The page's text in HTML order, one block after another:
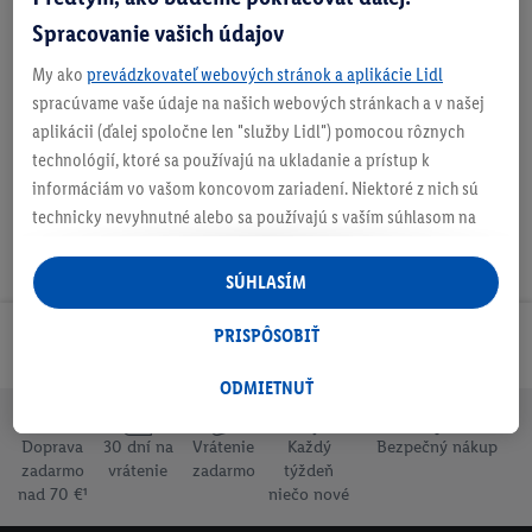
Na stiahnutie
Odoberaj Newsletter!
Doprava
zadarmo
nad 70 €¹
30 dní na
vrátenie
Vrátenie
zadarmo
Každý
týždeň
niečo nové
Bezpečný nákup
Spracovanie vašich údajov
My ako prevádzkovateľ webových stránok a aplikácie Lidl
spracúvame vaše údaje na našich webových stránkach a v našej
aplikácii (ďalej spoločne len "služby Lidl") pomocou rôznych
technológií, ktoré sa používajú na ukladanie a prístup k
informáciám vo vašom koncovom zariadení. Niektoré z nich sú
technicky nevyhnutné alebo sa používajú s vaším súhlasom na
personalizovanú reklamu v rámci služieb Lidl aj mimo nich. Ak
ste účastníkom programu Lidl Plus, na tieto účely sa spracúvajú
aj údaje z vášho nákupného správania v obchode.
následne si vytvoríte účet Lidl Plus alebo sa prihlásite do svojho
tiež vytvoriť špeciálny online identifikátor z e-mailovej adresy,
ktorú tam uvediete, aby sme vás mohli rozpoznať v službách
prevádzkovaných tretími stranami a zobrazovať vám
ODMIETNUŤ
PRISPÔSOBIŤ
SÚHLASÍM